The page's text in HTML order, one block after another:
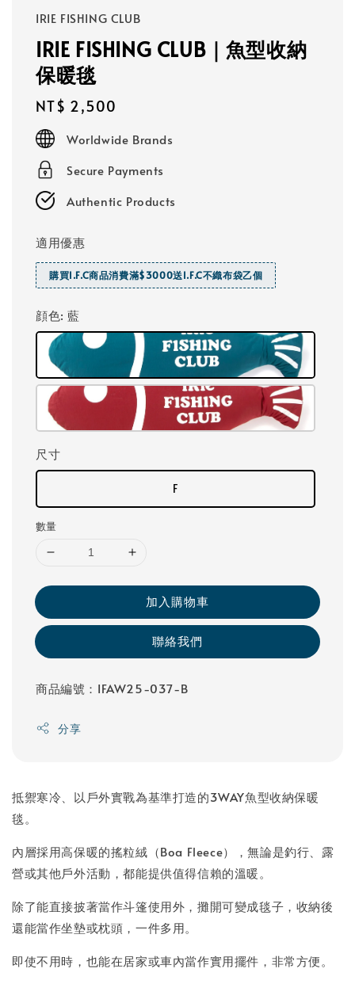
IRIE FISHING CLUB
IRIE FISHING CLUB｜魚型收納
保暖毯
Regular
price
NT$ 2,500
Worldwide Brands
Secure Payments
Authentic Products
適用優惠
購買I.F.C商品消費滿$3000送I.F.C不織布袋乙個
顔色: 藍
尺寸
F
數量
加入購物車
聯絡我們
商品編號：IFAW25-037-B
分享
抵禦寒冷、以戶外實戰為基準打造的3WAY魚型收納保暖
毯。
內層採用高保暖的搖粒絨（Boa Fleece），無論是釣行、露
營或其他戶外活動，都能提供值得信賴的溫暖。
除了能直接披著當作斗篷使用外，攤開可變成毯子，收納後
還能當作坐墊或枕頭，一件多用。
即使不用時，也能在居家或車內當作實用擺件，非常方便。